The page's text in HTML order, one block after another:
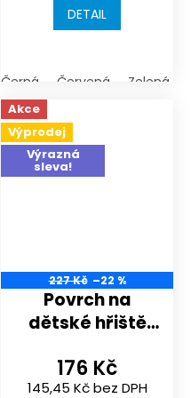
DETAIL
Černá Červená Zelená
Akce
Výprodej
Výrazná
sleva!
227 Kč –22 %
Povrch na
dětské hřiště
sportoviště |
500x500x18 mm
145,45 Kč bez DPH
176 Kč